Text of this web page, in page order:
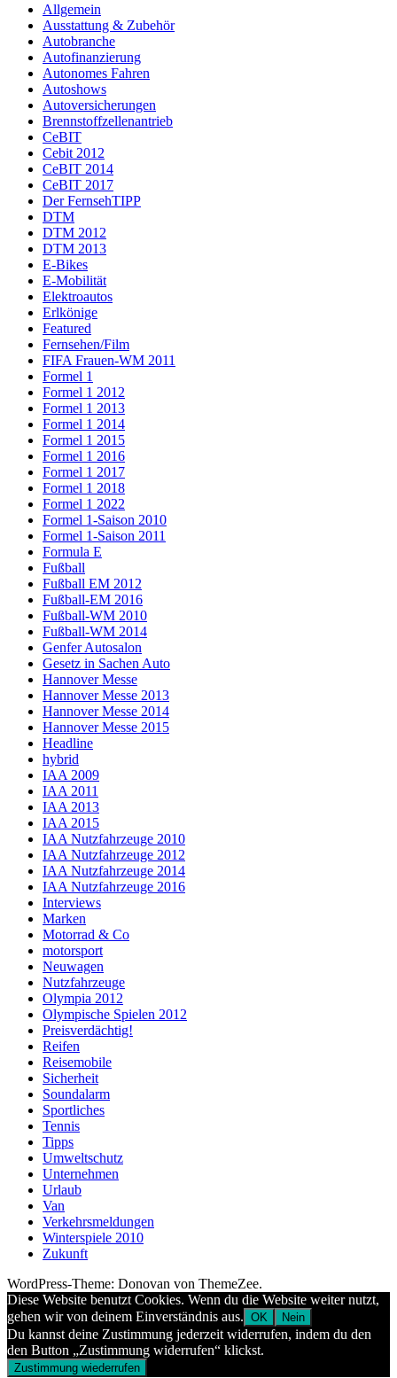
Allgemein
Ausstattung & Zubehör
Autobranche
Autofinanzierung
Autonomes Fahren
Autoshows
Autoversicherungen
Brennstoffzellenantrieb
CeBIT
Cebit 2012
CeBIT 2014
CeBIT 2017
Der FernsehTIPP
DTM
DTM 2012
DTM 2013
E-Bikes
E-Mobilität
Elektroautos
Erlkönige
Featured
Fernsehen/Film
FIFA Frauen-WM 2011
Formel 1
Formel 1 2012
Formel 1 2013
Formel 1 2014
Formel 1 2015
Formel 1 2016
Formel 1 2017
Formel 1 2018
Formel 1 2022
Formel 1-Saison 2010
Formel 1-Saison 2011
Formula E
Fußball
Fußball EM 2012
Fußball-EM 2016
Fußball-WM 2010
Fußball-WM 2014
Genfer Autosalon
Gesetz in Sachen Auto
Hannover Messe
Hannover Messe 2013
Hannover Messe 2014
Hannover Messe 2015
Headline
hybrid
IAA 2009
IAA 2011
IAA 2013
IAA 2015
IAA Nutzfahrzeuge 2010
IAA Nutzfahrzeuge 2012
IAA Nutzfahrzeuge 2014
IAA Nutzfahrzeuge 2016
Interviews
Marken
Motorrad & Co
motorsport
Neuwagen
Nutzfahrzeuge
Olympia 2012
Olympische Spielen 2012
Preisverdächtig!
Reifen
Reisemobile
Sicherheit
Soundalarm
Sportliches
Tennis
Tipps
Umweltschutz
Unternehmen
Urlaub
Van
Verkehrsmeldungen
Winterspiele 2010
Zukunft
WordPress-Theme: Donovan von ThemeZee.
Diese Website benutzt Cookies. Wenn du die Website weiter nutzt,
gehen wir von deinem Einverständnis aus. OK Nein
Du kannst deine Zustimmung jederzeit widerrufen, indem du den
den Button „Zustimmung widerrufen“ klickst.
Zustimmung wiederrufen